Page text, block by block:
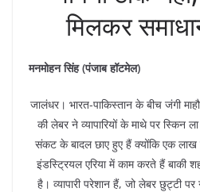
मिलकर
मनमोहन सिंह (पंजाब हॉटमेल)
जालंधर। भारत-पाकिस्तान के बीच जंगी
की लेबर ने व्यापारियों के माथे पर स्किन
संकट के बादल छाए हुए हैं क्योंकि एक
इंडस्ट्रियल एरिया में काम करते हैं बाकी
है। व्यापारी परेशान हैं, जो लेबर छुट्टी